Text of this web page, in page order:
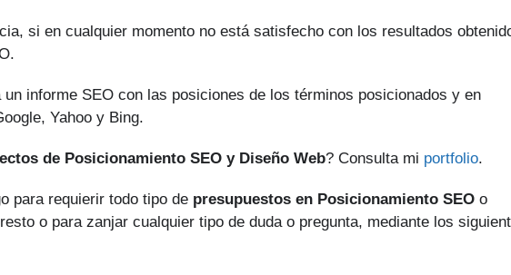
si en cualquier momento no está satisfecho con los resultados
informe SEO con las posiciones de los términos posicionados y en
Yahoo y Bing.
de Posicionamiento SEO y Diseño Web? Consulta mi portfolio.
para requierir todo tipo de presupuestos en Posicionamiento SEO o
o para zanjar cualquier tipo de duda o pregunta, mediante los